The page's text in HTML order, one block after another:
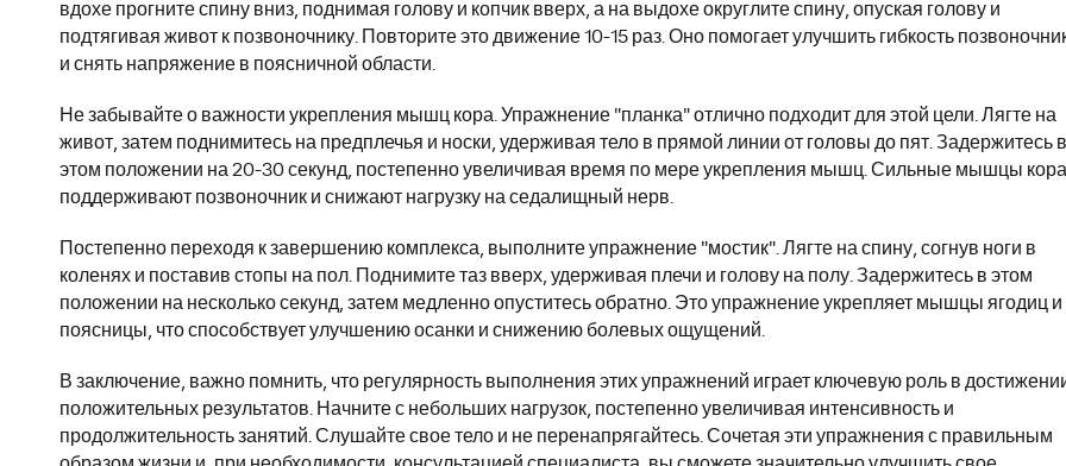
вдохе прогните спину вниз, поднимая голову и копчик вверх, а на выдохе округлите спину, опуская голову и
подтягивая живот к позвоночнику. Повторите это движение 10-15 раз. Оно помогает улучшить гибкость
и снять напряжение в поясничной области.
Не забывайте о важности укрепления мышц кора. Упражнение "планка" отлично подходит для этой цели. Лягте на
живот, затем поднимитесь на предплечья и носки, удерживая тело в прямой линии от головы до пят. Задержитесь в
этом положении на 20-30 секунд, постепенно увеличивая время по мере укрепления мышц. Сильные мышцы кора
поддерживают позвоночник и снижают нагрузку на седалищный нерв.
Постепенно переходя к завершению комплекса, выполните упражнение "мостик". Лягте на спину, согнув ноги в
коленях и поставив стопы на пол. Поднимите таз вверх, удерживая плечи и голову на полу. Задержитесь в этом
положении на несколько секунд, затем медленно опуститесь обратно. Это упражнение укрепляет мышцы ягодиц и
поясницы, что способствует улучшению осанки и снижению болевых ощущений.
В заключение, важно помнить, что регулярность выполнения этих упражнений играет ключевую роль в
положительных результатов. Начните с небольших нагрузок, постепенно увеличивая интенсивность и
продолжительность занятий. Слушайте свое тело и не перенапрягайтесь. Сочетая эти упражнения с правильным